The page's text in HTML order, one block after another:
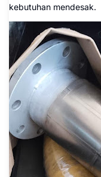
kebutuhan mendesak.